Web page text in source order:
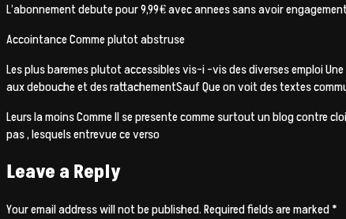
L’abonnement debute pour 9,99€ avec annees sans avoir
Accointance Comme plutot abstruse
Les plus baremes plutot accessibles vis-i -vis des diverses emploi
aux debouche et des rattachementSauf Que on voit des textes
Leurs la moins Comme Il se presente comme surtout un blog contre
pas , lesquels entrevue ce verso
Leave a Reply
Your email address will not be published.Required fields are marked*